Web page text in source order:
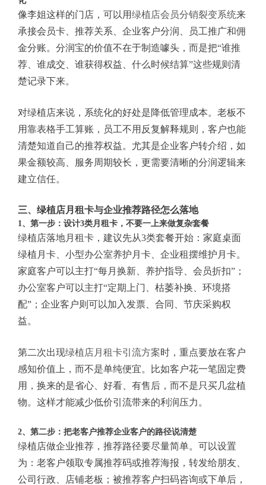
像李姐这样的门店，可以用绿植店会员分销裂变系统来
承接会员卡、推荐关系、企业客户分润、员工推广和佣
金分账。分润宝的价值不在于制造噱头，而是把“谁推
荐、谁成交、谁获得权益、什么时候结算”这些规则清
楚记录下来。
对绿植店来说，系统化的好处是降低管理成本。老板不
用靠表格手工算账，员工不用反复解释规则，客户也能
清楚知道自己的推荐权益。尤其是企业客户转介绍，如
果金额较高、服务周期较长，更需要清晰的分润逻辑来
建立信任。
三、绿植店月租卡与企业推荐路径怎么落地
1、第一步：设计3类月租卡，不要一上来做复杂套餐
绿植店落地月租卡，建议先从3类套餐开始：家庭桌面
绿植月卡、小型办公室养护月卡、企业租摆维护月卡。
家庭客户可以主打“每月换新、养护指导、会员折扣”；
办公室客户可以主打“定期上门、枯萎补换、环境搭
配”；企业客户则可以加入发票、合同、节庆采购权
益。
第二次出现绿植店月租卡引流方案时，重点要放在客户
感知价值上，而不是单纯便宜。比如客户花一笔固定费
用，换来的是省心、好看、有售后，而不是只买几盆植
物。这样才能减少低价引流带来的利润压力。
2、第二步：把老客户推荐企业客户的路径说清楚
绿植店做企业推荐，推荐路径要尽量简单。可以设置
为：老客户领取专属推荐码或推荐海报，转发给朋友、
公司行政、店铺老板；被推荐客户扫码咨询或下单后，